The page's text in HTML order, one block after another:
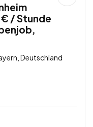
/ Stunde
Deutschland